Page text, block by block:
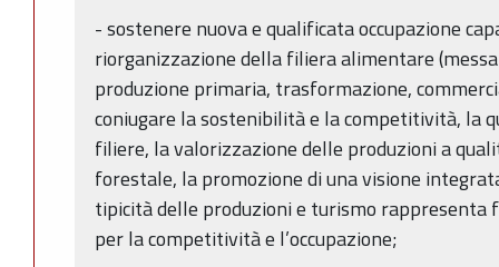
- sostenere nuova e qualificata occupazione
riorganizzazione della filiera alimentare
produzione primaria, trasformazione,
coniugare la sostenibilità e la competitività, la
filiere, la valorizzazione delle produzioni a
forestale, la promozione di una visione
tipicità delle produzioni e turismo
per la competitività e l’occupazione;